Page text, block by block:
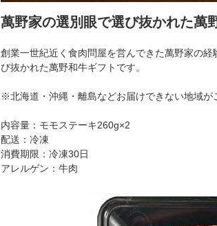
萬野家の選別眼で選び抜かれた萬
創業一世紀近く食肉問屋を営んできた萬野家の
び抜かれた萬野和牛ギフトです。
※北海道・沖縄・離島などお届けできない地域が
内容量：モモステーキ260g×2
配送：冷凍
消費期限：冷凍30日
アレルゲン：牛肉